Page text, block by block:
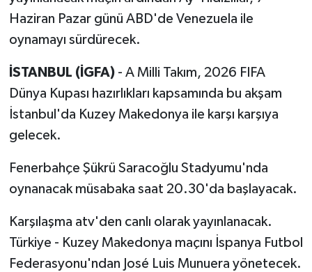
Haziran Pazar günü ABD'de Venezuela ile
oynamayı sürdürecek.
İSTANBUL (İGFA)- A Milli Takım, 2026 FIFA
Dünya Kupası hazırlıkları kapsamında bu akşam
İstanbul'da Kuzey Makedonya ile karşı karşıya
gelecek.
Fenerbahçe Şükrü Saracoğlu Stadyumu'nda
oynanacak müsabaka saat 20.30'da başlayacak.
Karşılaşma atv'den canlı olarak yayınlanacak.
Türkiye - Kuzey Makedonya maçını İspanya Futbol
Federasyonu'ndan José Luis Munuera yönetecek.